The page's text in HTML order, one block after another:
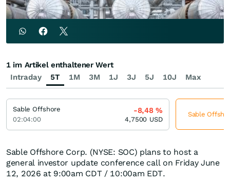
Sable Offshore Corp. (NYSE: SOC) plans to host a
general investor update conference call on Friday June
12, 2026 at 9:00am CDT / 10:00am EDT.
Intraday 5T 1M 3M 1J 3J 5J 10J Max
1 im Artikel enthaltener Wert
Sable Offshore
02:04:00
-8,48%
4,7500 USD
Sable